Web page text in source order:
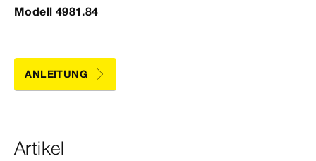
Modell 4981.84
ANLEITUNG
Artikel